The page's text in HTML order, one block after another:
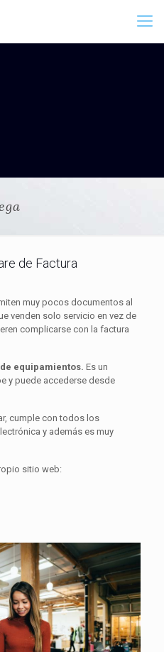
de Factura
muy pocos documentos al
venden solo servicio en vez de
complicarse con la factura
equipamientos. Es un
y puede accederse desde
cumple con todos los
y además es muy
sitio web: